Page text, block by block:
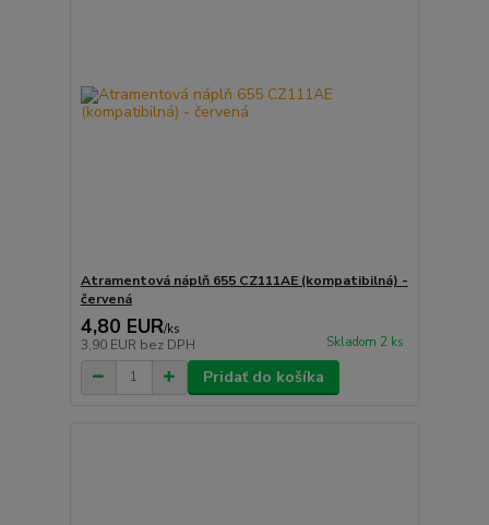
Atramentová náplň 655 CZ111AE (kompatibilná) -
červená
4,80 EUR/ks
3,90 EUR bez DPH Skladom 2 ks
Pridať do košíka